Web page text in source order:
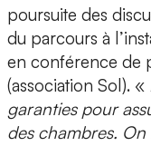
poursuite des
du parcours à
en conférence de
(association Sol). «
garanties pour
des chambres.